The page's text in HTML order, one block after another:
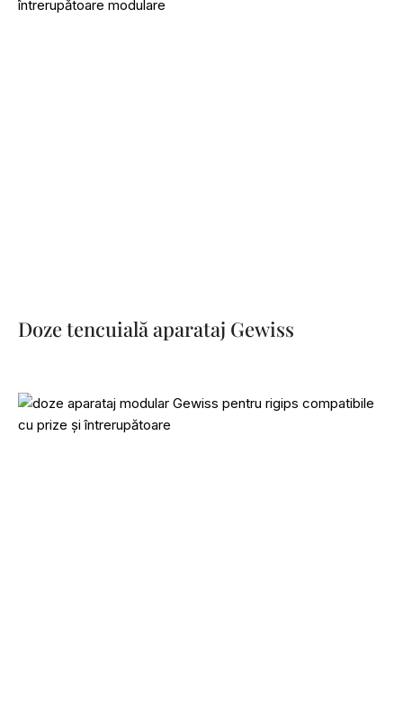
Doze tencuială aparataj Gewiss